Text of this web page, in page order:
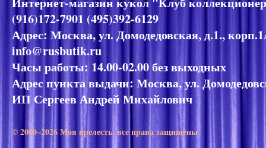
(916)172-7901 (495)392-6129
Адрес: Москва, ул. Домодедовская, д.1.,
info@rusbutik.ru
Часы работы: 14.00-02.00 без выходных
Адрес пункта выдачи: Москва, ул.
ИП Сергеев Андрей Михайлович
© 2000–2026 Моя прелесть. все права защищены